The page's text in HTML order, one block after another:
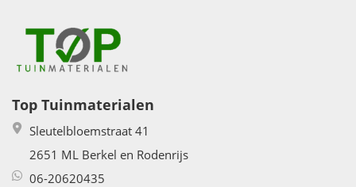
Top Tuinmaterialen
Sleutelbloemstraat 41
2651 ML Berkel en Rodenrijs
06-20620435